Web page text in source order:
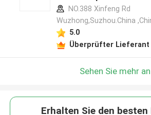
NO.388 Xinfeng Rd
Wuzhong,Suzhou.China
5.0
Überprüfter Lieferant
Sehen Sie mehr an
Erhalten Sie den